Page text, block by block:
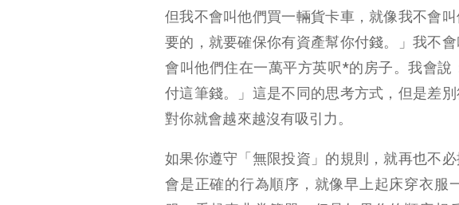
但我不會叫他們買一輛貨卡車，就像我不會
要的，就要確保你有資產幫你付錢。」我不
會叫他們住在一萬平方英呎*的房子。我會
付這筆錢。」這是不同的思考方式，但是差
對你就會越來越沒有吸引力。
如果你遵守「無限投資」的規則，就再也不
會是正確的行為順序，就像早上起床穿衣服